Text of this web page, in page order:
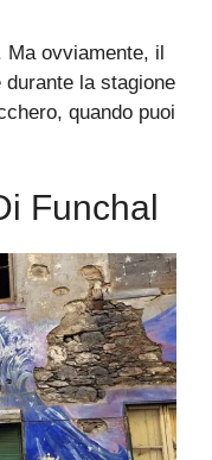
Ma ovviamente, il
la stagione
quando puoi
Funchal